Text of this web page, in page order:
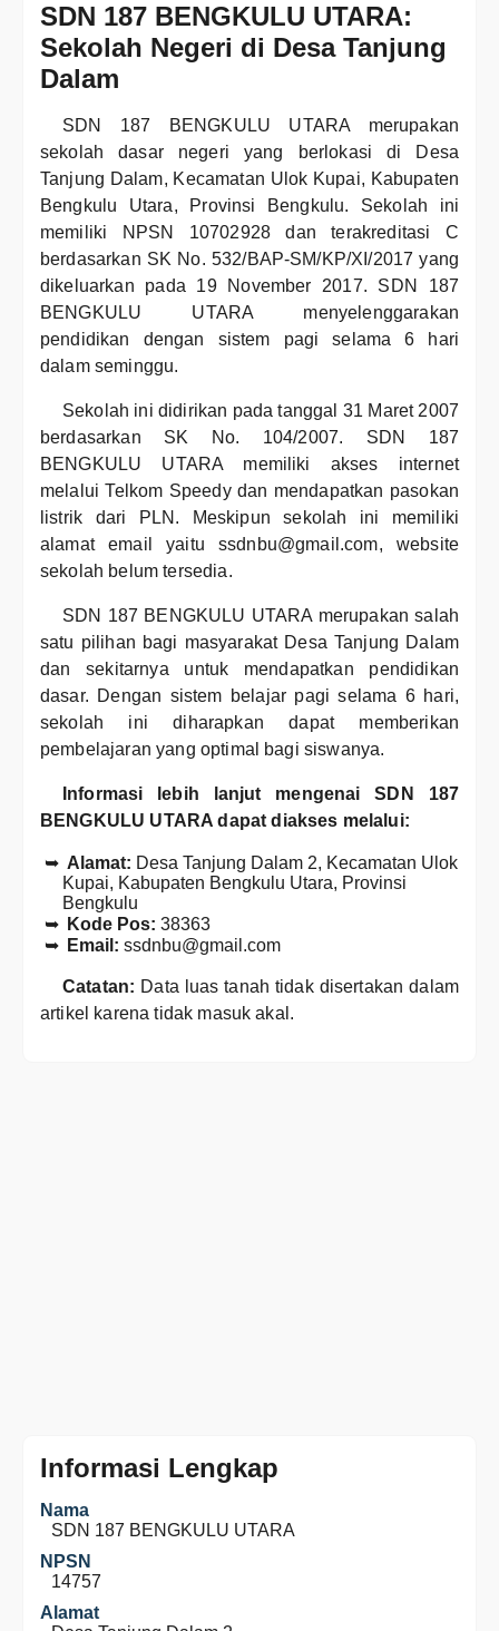
SDN 187 BENGKULU UTARA:
Sekolah Negeri di Desa Tanjung
Dalam
SDN 187 BENGKULU UTARA merupakan
sekolah dasar negeri yang berlokasi di Desa
Tanjung Dalam, Kecamatan Ulok Kupai, Kabupaten
Bengkulu Utara, Provinsi Bengkulu. Sekolah ini
memiliki NPSN 10702928 dan terakreditasi C
berdasarkan SK No. 532/BAP-SM/KP/XI/2017 yang
dikeluarkan pada 19 November 2017. SDN 187
BENGKULU UTARA menyelenggarakan
pendidikan dengan sistem pagi selama 6 hari
dalam seminggu.
Sekolah ini didirikan pada tanggal 31 Maret 2007
berdasarkan SK No. 104/2007. SDN 187
BENGKULU UTARA memiliki akses internet
melalui Telkom Speedy dan mendapatkan pasokan
listrik dari PLN. Meskipun sekolah ini memiliki
alamat email yaitu ssdnbu@gmail.com, website
sekolah belum tersedia.
SDN 187 BENGKULU UTARA merupakan salah
satu pilihan bagi masyarakat Desa Tanjung Dalam
dan sekitarnya untuk mendapatkan pendidikan
dasar. Dengan sistem belajar pagi selama 6 hari,
sekolah ini diharapkan dapat memberikan
pembelajaran yang optimal bagi siswanya.
Informasi lebih lanjut mengenai SDN 187
BENGKULU UTARA dapat diakses melalui:
Alamat: Desa Tanjung Dalam 2, Kecamatan Ulok
Kupai, Kabupaten Bengkulu Utara, Provinsi
Bengkulu
Kode Pos: 38363
Email: ssdnbu@gmail.com
Catatan: Data luas tanah tidak disertakan dalam
artikel karena tidak masuk akal.
Informasi Lengkap
Nama
SDN 187 BENGKULU UTARA
NPSN
14757
Alamat